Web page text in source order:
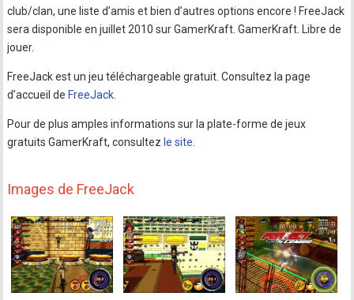
club/clan, une liste d’amis et bien d’autres options encore ! FreeJack
sera disponible en juillet 2010 sur GamerKraft. GamerKraft. Libre de
jouer.
FreeJack est un jeu téléchargeable gratuit. Consultez la page
d’accueil de FreeJack
Pour de plus amples informations sur la plate-forme de jeux
gratuits GamerKraft, consultez le site
Images de FreeJack